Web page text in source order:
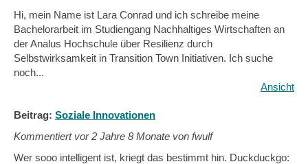
Hi, mein Name ist Lara Conrad und ich schreibe meine
Bachelorarbeit im Studiengang Nachhaltiges Wirtschaften an
der Analus Hochschule über Resilienz durch
Selbstwirksamkeit in Transition Town Initiativen. Ich suche
noch...
Ansicht
Beitrag: Soziale Innovationen
Kommentiert vor2 Jahre 8 Monate von fwulf
Wer sooo intelligent ist, kriegt das bestimmt hin. Duckduckgo: